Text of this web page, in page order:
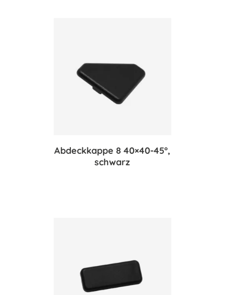
Abdeckkappe 8 40×40-45°,
schwarz